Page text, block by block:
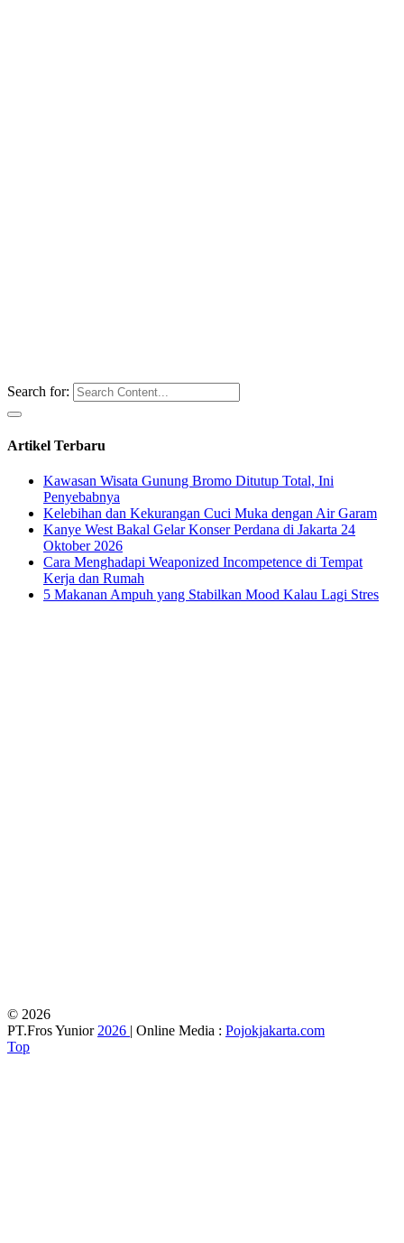
Search for:
Artikel Terbaru
Kawasan Wisata Gunung Bromo Ditutup Total, Ini
Penyebabnya
Kelebihan dan Kekurangan Cuci Muka dengan Air Garam
Kanye West Bakal Gelar Konser Perdana di Jakarta 24
Oktober 2026
Cara Menghadapi Weaponized Incompetence di Tempat
Kerja dan Rumah
5 Makanan Ampuh yang Stabilkan Mood Kalau Lagi Stres
© 2026
PT.Fros Yunior 2026 | Online Media : Pojokjakarta.com
Top